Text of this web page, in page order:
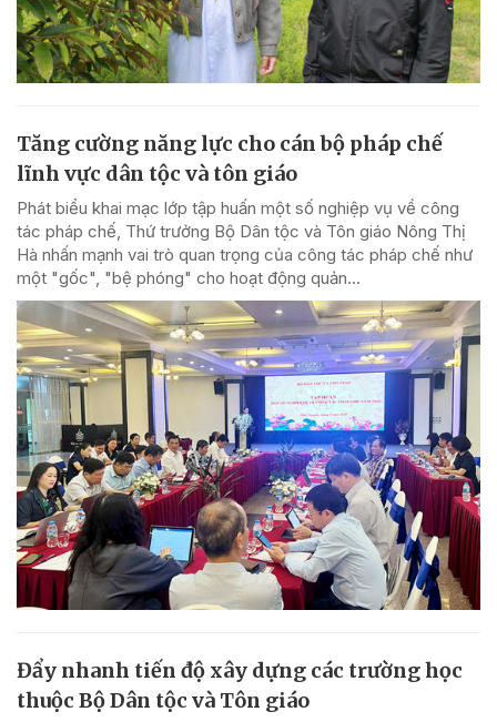
Tăng cường năng lực cho cán bộ pháp chế
lĩnh vực dân tộc và tôn giáo
Phát biểu khai mạc lớp tập huấn một số nghiệp vụ về công
tác pháp chế, Thứ trưởng Bộ Dân tộc và Tôn giáo Nông Thị
Hà nhấn mạnh vai trò quan trọng của công tác pháp chế như
một "gốc", "bệ phóng" cho hoạt động quản...
Đẩy nhanh tiến độ xây dựng các trường học
thuộc Bộ Dân tộc và Tôn giáo